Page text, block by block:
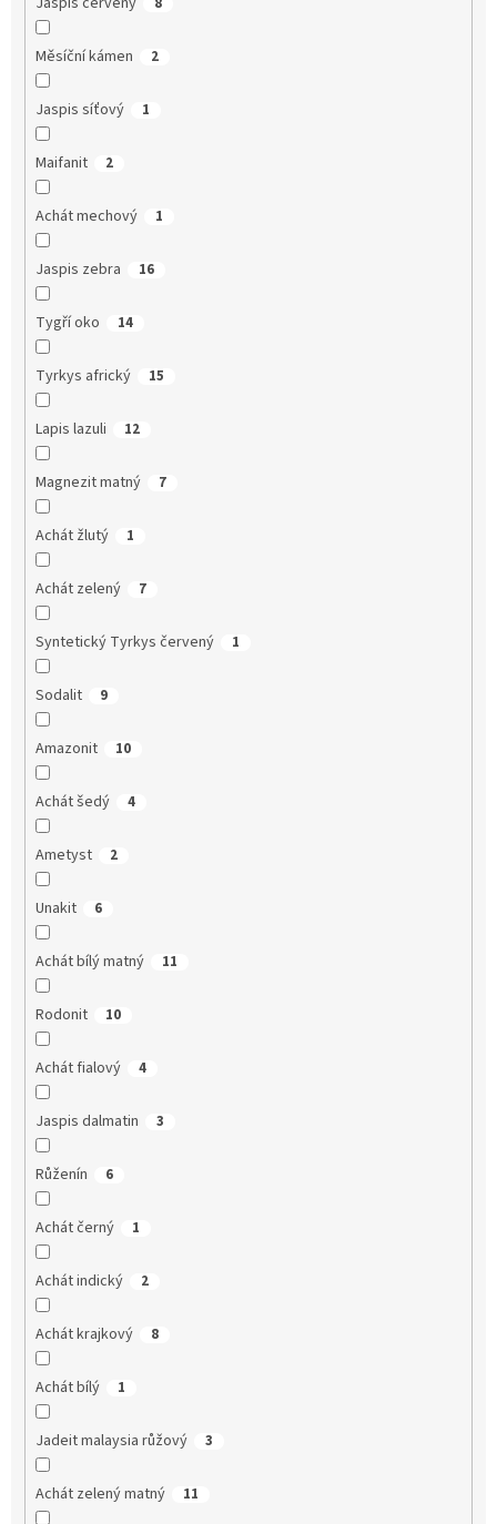
Měsíční kámen 2
Jaspis síťový 1
Maifanit 2
Achát mechový 1
Jaspis zebra 16
Tygří oko 14
Tyrkys africký 15
Lapis lazuli 12
Magnezit matný 7
Achát žlutý 1
Achát zelený 7
Syntetický Tyrkys červený 1
Sodalit 9
Amazonit 10
Achát šedý 4
Ametyst 2
Unakit 6
Achát bílý matný 11
Rodonit 10
Achát fialový 4
Jaspis dalmatin 3
Růženín 6
Achát černý 1
Achát indický 2
Achát krajkový 8
Achát bílý 1
Jadeit malaysia růžový 3
Achát zelený matný 11